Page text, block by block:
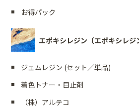
お得パック
エポキシレジン〔エポキシレジ
ジェムレジン (セット／単品)
着色トナー・目止剤
（株）アルテコ